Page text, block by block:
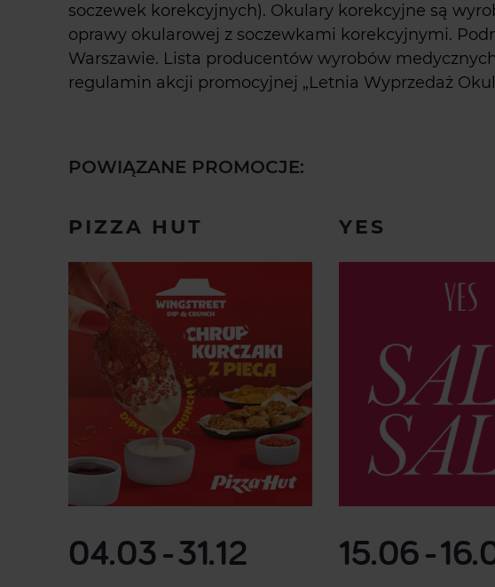
soczewek korekcyjnych). Okulary korekcyjne są
oprawy okularowej z soczewkami korekcyjnymi.
Warszawie. Lista producentów wyrobów
regulamin akcji promocyjnej „Letnia Wyprzedaż
POWIĄZANE PROMOCJE:
PIZZA HUT
04.03-31.12
YES
15.06-